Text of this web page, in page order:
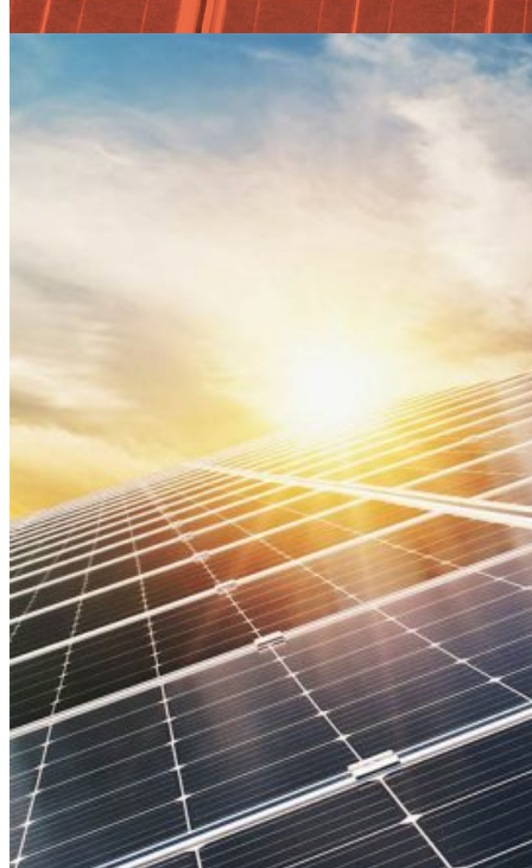
Endesa participa en el proyecto
explora el uso del 5G